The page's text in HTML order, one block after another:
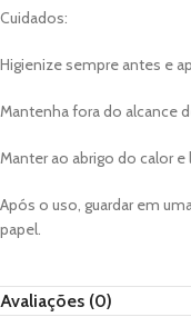
Cuidados:
Higienize sempre antes e
Mantenha fora do alcance
Manter ao abrigo do calor e
Após o uso, guardar em
papel.
Avaliações (0)